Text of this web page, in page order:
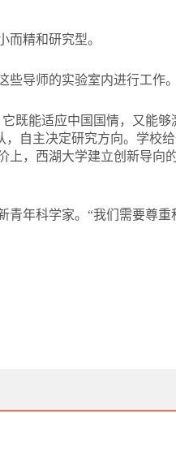
精和研究型。
导师的实验室内进行工作。
既能适应中国国情，又能够
自主决定研究方向。学校
，西湖大学建立创新导向
年科学家。“我们需要尊重